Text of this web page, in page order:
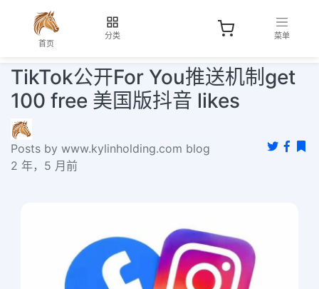
首页
分类 菜单
TikTok公开For You推送机制get
100 free 美国版抖音 likes
Posts by www.kylinholding.com blog
2 年，5 月前